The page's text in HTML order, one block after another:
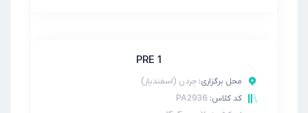
PRE 1
محل برگزاری: جردن (اسفندیار)
کد کلاس: PA2936